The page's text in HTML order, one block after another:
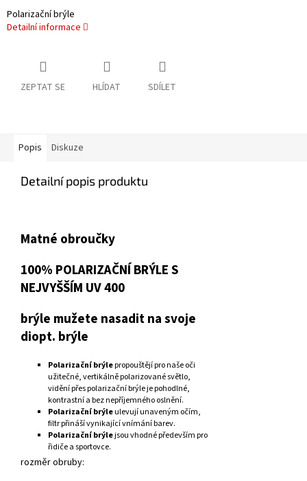
Polarizační brýle
Detailní informace
ZEPTAT SE HLÍDAT SDÍLET
Popis Diskuze
Detailní popis produktu
Matné obroučky
100% POLARIZAČNÍ BRÝLE S
NEJVYŠŠÍM UV 400
brýle mužete nasadit na svoje
diopt. brýle
Polarizační brýlepropouštějí pro naše oči
užitečné, vertikálně polarizované světlo,
vidění přes polarizační brýle je pohodlné,
kontrastní a bez nepříjemného oslnění.
Polarizační brýleulevují unaveným očím,
filtr přináší vynikající vnímání barev.
Polarizační brýlejsou vhodné především pro
řidiče a sportovce.
rozměr obruby: